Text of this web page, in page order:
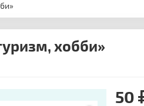
хобби»
50